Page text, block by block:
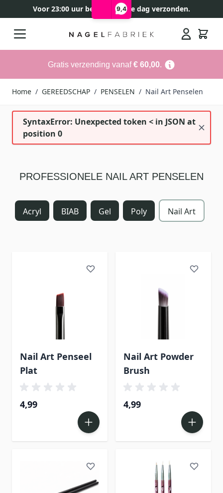
9,4
Voor 23:00 uur besteld, zelfde dag verzonden.
Gratis verzending vanaf€ 60,00.
Home / GEREEDSCHAP / PENSELEN / Nail Art Penselen
SyntaxError: Unexpected token < in JSON at
position 0
PROFESSIONELE NAIL ART PENSELEN
Acryl BIAB Gel Poly Nail Art
Nail Art Penseel
Plat
4,99
Nail Art Powder
Brush
4,99